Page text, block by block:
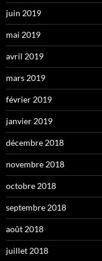
juin 2019
mai 2019
avril 2019
mars 2019
février 2019
janvier 2019
décembre 2018
novembre 2018
octobre 2018
septembre 2018
août 2018
juillet 2018